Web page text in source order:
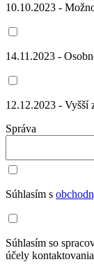
10.10.2023 -
14.11.2023 -
12.12.2023 - Vyšší
Správa
Súhlasím s
Súhlasím so
účely kontaktovania